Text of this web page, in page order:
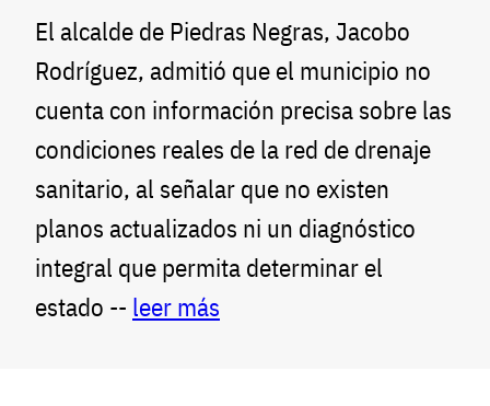
El alcalde de Piedras Negras, Jacobo
Rodríguez, admitió que el municipio no
cuenta con información precisa sobre las
condiciones reales de la red de drenaje
sanitario, al señalar que no existen
planos actualizados ni un diagnóstico
integral que permita determinar el
estado -- leer más